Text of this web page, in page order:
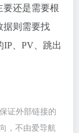
要还是需要根
据则需要找
IP、PV、跳出
证外部链接的
，不由爱导航